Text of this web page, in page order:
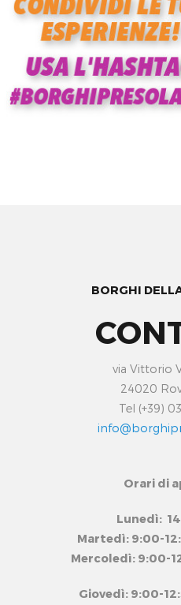
BORGHI
via Vittorio
24020
Tel (+39)
Orari di
Lunedì:
Martedì: 9:00-
Mercoledì: 9:00-
Giovedì: 9:00-